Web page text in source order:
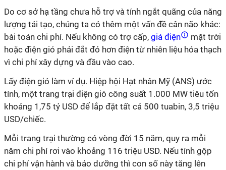
Do cơ sở hạ tầng chưa hỗ trợ và tính ngắt quãng của năng
lượng tái tạo, chúng ta có thêm một vấn đề cân não khác:
bài toán chi phí. Nếu không có trợ cấp, giá điện
mặt trời
hoặc điện gió phải đắt đỏ hơn điện từ nhiên liệu hóa thạch
vì chi phí xây dựng và đầu vào cao.
Lấy điện gió làm ví dụ. Hiệp hội Hạt nhân Mỹ (ANS) ước
tính, một trang trại điện gió công suất 1.000 MW tiêu tốn
khoảng 1,75 tỷ USD để lắp đặt tất cả 500 tuabin, 3,5 triệu
USD/chiếc.
Mỗi trang trại thường có vòng đời 15 năm, quy ra mỗi
năm chi phí rơi vào khoảng 116 triệu USD. Nếu tính gộp
chi phí vận hành và bảo dưỡng thì con số này tăng lên